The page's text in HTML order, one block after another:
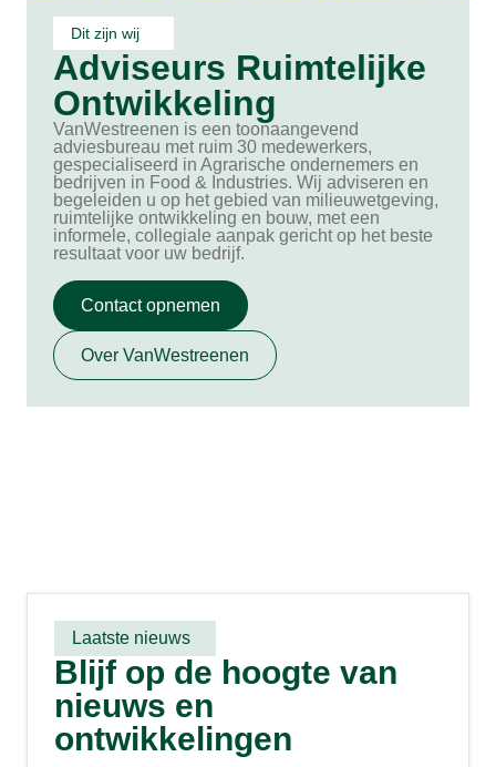
Dit zijn wij
Adviseurs Ruimtelijke
Ontwikkeling
VanWestreenen is een toonaangevend
adviesbureau met ruim 30 medewerkers,
gespecialiseerd in Agrarische ondernemers en
bedrijven in Food & Industries. Wij adviseren en
begeleiden u op het gebied van milieuwetgeving,
ruimtelijke ontwikkeling en bouw, met een
informele, collegiale aanpak gericht op het beste
resultaat voor uw bedrijf.
Contact opnemen
Over VanWestreenen
Laatste nieuws
Blijf op de hoogte van
nieuws en
ontwikkelingen